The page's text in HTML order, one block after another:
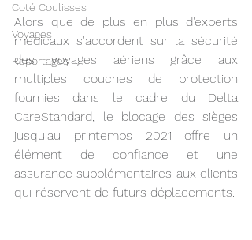
Coté Coulisses
Voyages
Reportages
Alors que de plus en plus d'experts
médicaux s'accordent sur la sécurité
des voyages aériens grâce aux
multiples couches de protection
fournies dans le cadre du Delta
CareStandard, le blocage des sièges
jusqu'au printemps 2021 offre un
élément de confiance et une
assurance supplémentaires aux clients
qui réservent de futurs déplacements.